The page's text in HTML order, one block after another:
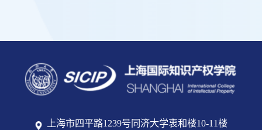
上海市四平路1239号同济大学衷和楼10-11楼